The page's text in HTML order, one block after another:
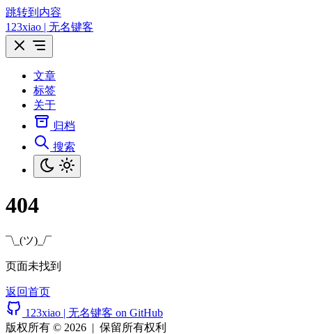
跳转到内容
123xiao | 无名键客
文章
标签
关于
归档
搜索
404
¯\_(ツ)_/¯
页面未找到
返回首页
123xiao | 无名键客 on GitHub
版权所有 © 2026 | 保留所有权利